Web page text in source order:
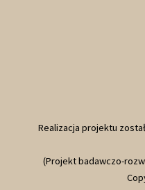
Realizacja projektu
(Projekt badawczo-